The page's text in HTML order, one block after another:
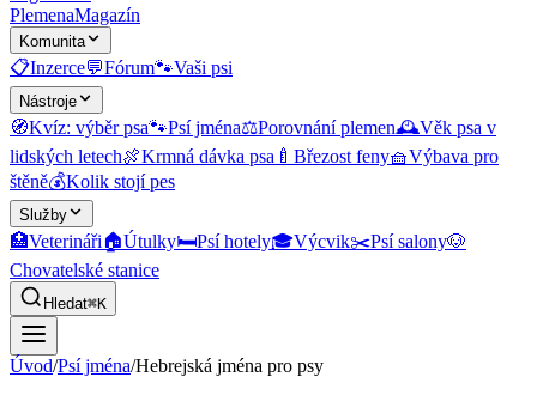
PlemenaMagazín
Komunita
📋Inzerce💬Fórum🐾Vaši psi
Nástroje
🧭Kvíz: výběr psa🐾Psí jména⚖️Porovnání plemen🕰️Věk psa v
lidských letech🍖Krmná dávka psa 🍼 Březost feny🧺Výbava pro
štěně💰Kolik stojí pes
Služby
🏥Veterináři🏠Útulky🛏️Psí hotely🎓Výcvik✂️Psí salony🐶
Chovatelské stanice
Hledat⌘K
Úvod/Psí jména/Hebrejská jména pro psy